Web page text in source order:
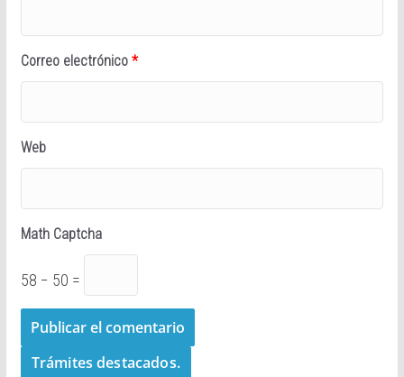
Correo electrónico *
Web
Math Captcha
58 − 50 =
Trámites destacados.